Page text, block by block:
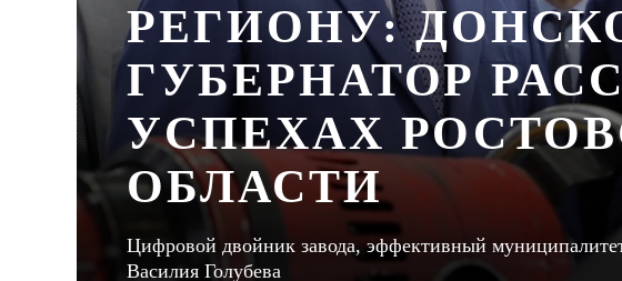
РЕГИОНУ:
ГУБЕРНАТОР
УСПЕХАХ
ОБЛАСТИ
Цифровой двойник завода, эффективный
Василия Голубева